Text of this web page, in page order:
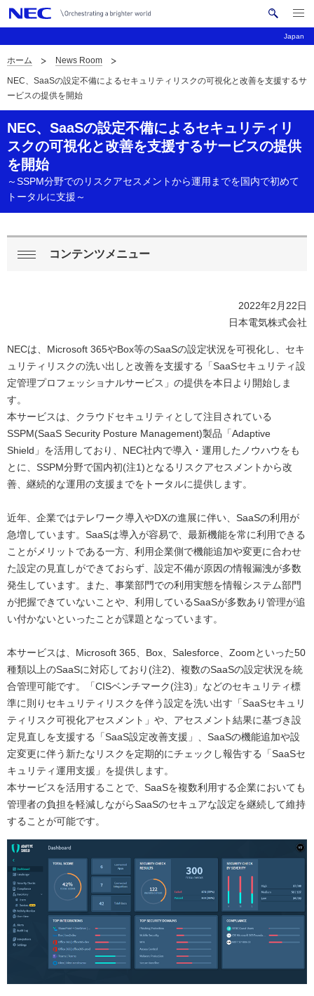
Japan
イ
検
メ
ニ
ュ
く
ナ
ゲ
ー
シ
ョ
ン
サ
イ
内
の
現
ホーム News Room
NEC、SaaSの設定不備によるセキュリティリスクの可視化と改善を支援するサ
ービスの提供を開始
NEC、SaaSの設定不備によるセキュリティリ
スクの可視化と改善を支援するサービスの提供
を開始
～SSPM分野でのリスクアセスメントから運用までを国内で初めて
トータルに支援～
ロ
ナ
ビ
ゲ
ー
シ
ョ
ン
コンテンツメニュー
2022年2月22日
日本電気株式会社
NECは、Microsoft 365やBox等のSaaSの設定状況を可視化し、セキ
ュリティリスクの洗い出しと改善を支援する「SaaSセキュリティ設
定管理プロフェッショナルサービス」の提供を本日より開始しま
す。
本サービスは、クラウドセキュリティとして注目されている
SSPM(SaaS Security Posture Management)製品「Adaptive
Shield」を活用しており、NEC社内で導入・運用したノウハウをも
とに、SSPM分野で国内初(注1)となるリスクアセスメントから改
善、継続的な運用の支援までをトータルに提供します。
近年、企業ではテレワーク導入やDXの進展に伴い、SaaSの利用が
急増しています。SaaSは導入が容易で、最新機能を常に利用できる
ことがメリットである一方、利用企業側で機能追加や変更に合わせ
た設定の見直しができておらず、設定不備が原因の情報漏洩が多数
発生しています。また、事業部門での利用実態を情報システム部門
が把握できていないことや、利用しているSaaSが多数あり管理が追
い付かないといったことが課題となっています。
本サービスは、Microsoft 365、Box、Salesforce、Zoomといった50
種類以上のSaaSに対応しており(注2)、複数のSaaSの設定状況を統
合管理可能です。「CISベンチマーク(注3)」などのセキュリティ標
準に則りセキュリティリスクを伴う設定を洗い出す「SaaSセキュリ
ティリスク可視化アセスメント」や、アセスメント結果に基づき設
定見直しを支援する「SaaS設定改善支援」、SaaSの機能追加や設
定変更に伴う新たなリスクを定期的にチェックし報告する「SaaSセ
キュリティ運用支援」を提供します。
本サービスを活用することで、SaaSを複数利用する企業においても
管理者の負担を軽減しながらSaaSのセキュアな設定を継続して維持
することが可能です。